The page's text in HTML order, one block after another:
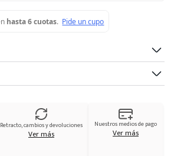
Retracto, cambios y devoluciones
Ver más
Nuestros medios de pago
Ver más